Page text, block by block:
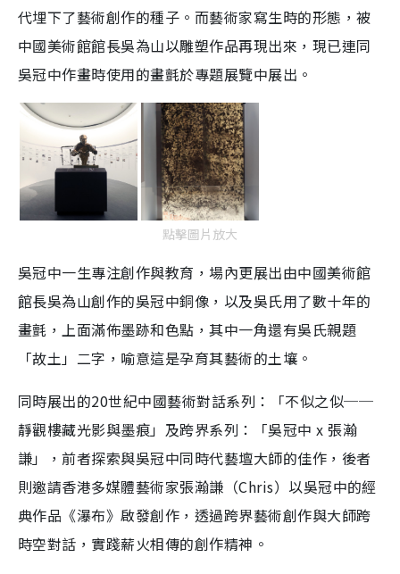
代埋下了藝術創作的種子。而藝術家寫生時的形態，被
中國美術館館長吳為山以雕塑作品再現出來，現已連同
吳冠中作畫時使用的畫氈於專題展覽中展出。
點擊圖片放大
吳冠中一生專注創作與教育，場內更展出由中國美術館
館長吳為山創作的吳冠中銅像，以及吳氏用了數十年的
畫氈，上面滿佈墨跡和色點，其中一角還有吳氏親題
「故土」二字，喻意這是孕育其藝術的土壤。
同時展出的20世紀中國藝術對話系列：「不似之似──
靜觀樓藏光影與墨痕」及跨界系列：「吳冠中 x 張瀚
謙」，前者探索與吳冠中同時代藝壇大師的佳作，後者
則邀請香港多媒體藝術家張瀚謙（Chris）以吳冠中的經
典作品《瀑布》啟發創作，透過跨界藝術創作與大師跨
時空對話，實踐薪火相傳的創作精神。